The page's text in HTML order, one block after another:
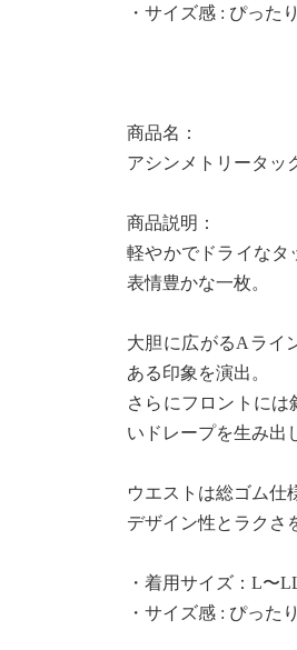
・サイズ感 : ぴったり
商品名：
アシンメトリータッ
商品説明：
軽やかでドライなタ
表情豊かな一枚。
大胆に広がるAライ
ある印象を演出。
さらにフロントに
いドレープを生み出
ウエストは総ゴム仕
デザイン性とラクさ
・着用サイズ：L〜
・サイズ感 : ぴったり